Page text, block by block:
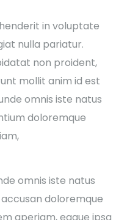
in voluptate
nulla pariatur.
non proident,
mollit anim id est
omnis iste natus
doloremque
omnis iste natus
doloremque